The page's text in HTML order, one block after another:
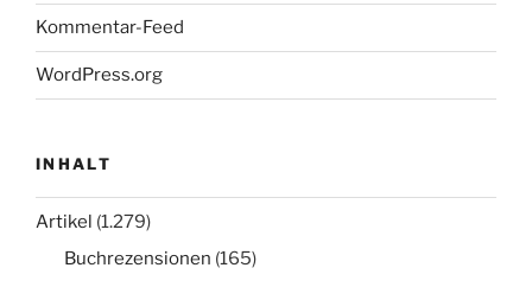
Kommentar-Feed
WordPress.org
INHALT
Artikel (1.279)
Buchrezensionen (165)